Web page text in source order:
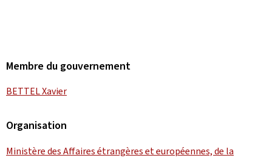
Membre du gouvernement
BETTEL Xavier
Organisation
Ministère des Affaires étrangères et européennes, de la